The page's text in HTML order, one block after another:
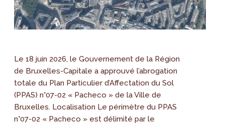
Le 18 juin 2026, le Gouvernement de la Région
de Bruxelles-Capitale a approuvé l’abrogation
totale du Plan Particulier d’Affectation du Sol
(PPAS) n°07-02 « Pacheco » de la Ville de
Bruxelles. Localisation Le périmètre du PPAS
n°07-02 « Pacheco » est délimité par le